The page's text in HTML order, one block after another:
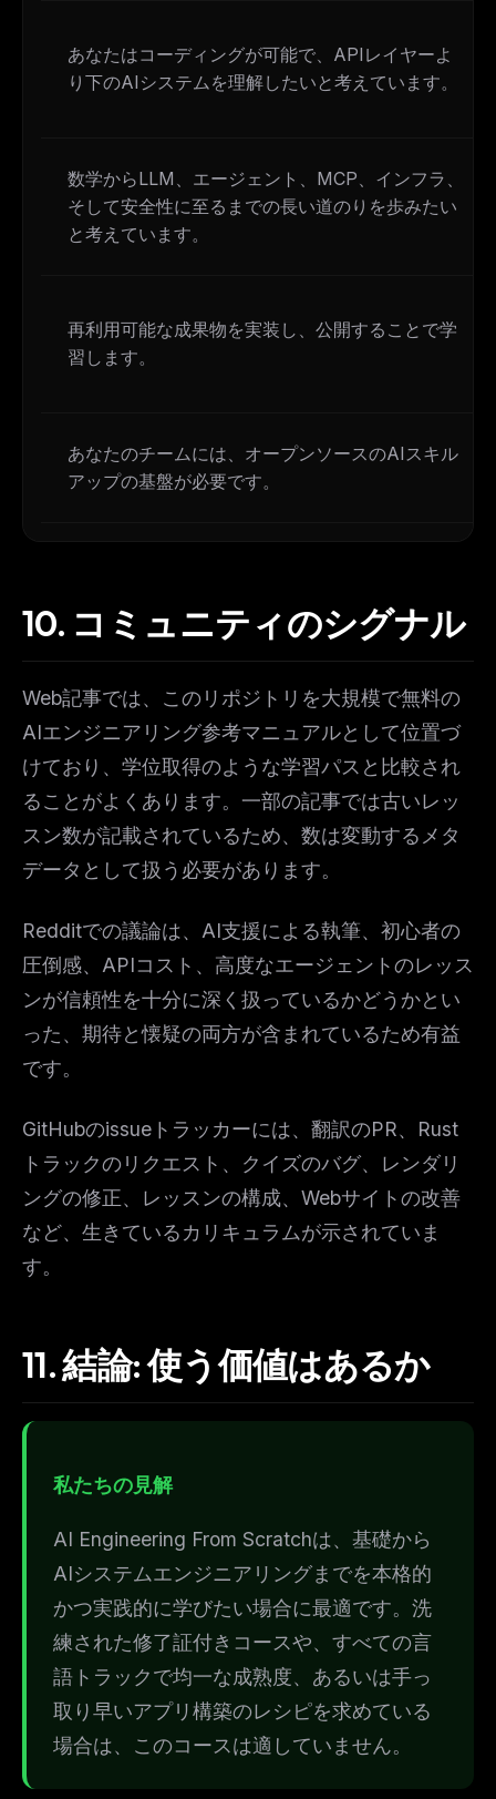
あなたはコーディングが可能で、APIレイヤーよ
り下のAIシステムを理解したいと考えています。
数学からLLM、エージェント、MCP、インフラ、
そして安全性に至るまでの長い道のりを歩みたい
と考えています。
再利用可能な成果物を実装し、公開することで学
習します。
あなたのチームには、オープンソースのAIスキル
アップの基盤が必要です。
10. コミュニティのシグナル
Web記事では、このリポジトリを大規模で無料の
AIエンジニアリング参考マニュアルとして位置づ
けており、学位取得のような学習パスと比較され
ることがよくあります。一部の記事では古いレッ
スン数が記載されているため、数は変動するメタ
データとして扱う必要があります。
Redditでの議論は、AI支援による執筆、初心者の
圧倒感、APIコスト、高度なエージェントのレッス
ンが信頼性を十分に深く扱っているかどうかとい
った、期待と懐疑の両方が含まれているため有益
です。
GitHubのissueトラッカーには、翻訳のPR、Rust
トラックのリクエスト、クイズのバグ、レンダリ
ングの修正、レッスンの構成、Webサイトの改善
など、生きているカリキュラムが示されていま
す。
11.結論: 使う価値はあるか
私たちの見解
AI Engineering From Scratchは、基礎から
AIシステムエンジニアリングまでを本格的
かつ実践的に学びたい場合に最適です。洗
練された修了証付きコースや、すべての言
語トラックで均一な成熟度、あるいは手っ
取り早いアプリ構築のレシピを求めている
場合は、このコースは適していません。